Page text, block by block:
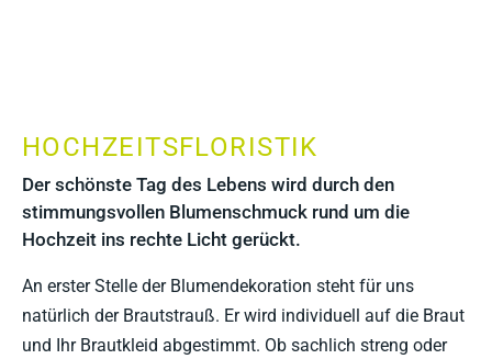
HOCHZEITSFLORISTIK
Der schönste Tag des Lebens wird durch den
stimmungsvollen Blumenschmuck rund um die
Hochzeit ins rechte Licht gerückt.
An erster Stelle der Blumendekoration steht für uns
natürlich der Brautstrauß. Er wird individuell auf die Braut
und Ihr Brautkleid abgestimmt. Ob sachlich streng oder